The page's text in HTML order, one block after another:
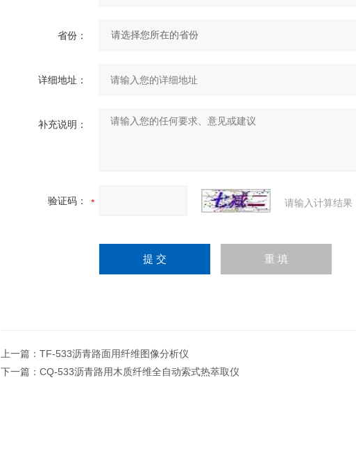
省份：
详细地址：
补充说明：
验证码： 请输入计算结果
上一篇： TF-533沥青路面用纤维图像分析仪
下一篇： CQ-533沥青路用木质纤维全自动索式热萃取仪